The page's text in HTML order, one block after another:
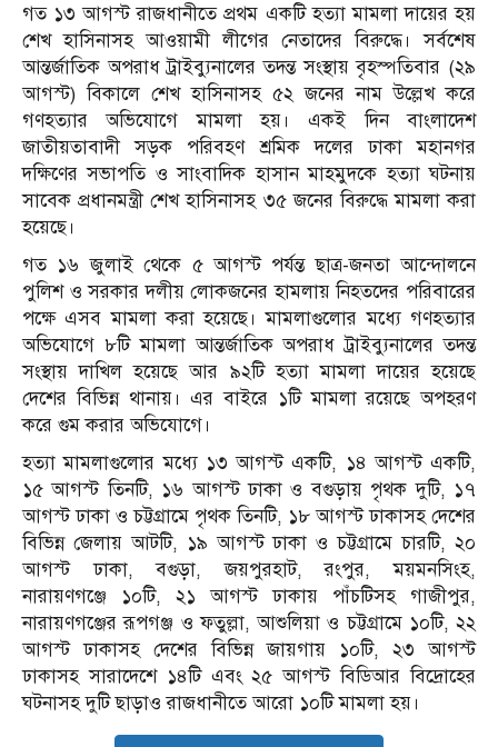
গত ১৩ আগস্ট রাজধানীতে প্রথম একটি হত্যা মামলা দায়ের হয়
শেখ হাসিনাসহ আওয়ামী লীগের নেতাদের বিরুদ্ধে। সর্বশেষ
আন্তর্জাতিক অপরাধ ট্রাইব্যুনালের তদন্ত সংস্থায় বৃহস্পতিবার (২৯
আগস্ট) বিকালে শেখ হাসিনাসহ ৫২ জনের নাম উল্লেখ করে
গণহত্যার অভিযোগে মামলা হয়। একই দিন বাংলাদেশ
জাতীয়তাবাদী সড়ক পরিবহণ শ্রমিক দলের ঢাকা মহানগর
দক্ষিণের সভাপতি ও সাংবাদিক হাসান মাহমুদকে হত্যা ঘটনায়
সাবেক প্রধানমন্ত্রী শেখ হাসিনাসহ ৩৫ জনের বিরুদ্ধে মামলা করা
হয়েছে।
গত ১৬ জুলাই থেকে ৫ আগস্ট পর্যন্ত ছাত্র-জনতা আন্দোলনে
পুলিশ ও সরকার দলীয় লোকজনের হামলায় নিহতদের পরিবারের
পক্ষে এসব মামলা করা হয়েছে। মামলাগুলোর মধ্যে গণহত্যার
অভিযোগে ৮টি মামলা আন্তর্জাতিক অপরাধ ট্রাইব্যুনালের তদন্ত
সংস্থায় দাখিল হয়েছে আর ৯২টি হত্যা মামলা দায়ের হয়েছে
দেশের বিভিন্ন থানায়। এর বাইরে ১টি মামলা রয়েছে অপহরণ
করে গুম করার অভিযোগে।
হত্যা মামলাগুলোর মধ্যে ১৩ আগস্ট একটি, ১৪ আগস্ট একটি,
১৫ আগস্ট তিনটি, ১৬ আগস্ট ঢাকা ও বগুড়ায় পৃথক দুটি, ১৭
আগস্ট ঢাকা ও চট্টগ্রামে পৃথক তিনটি, ১৮ আগস্ট ঢাকাসহ দেশের
বিভিন্ন জেলায় আটটি, ১৯ আগস্ট ঢাকা ও চট্টগ্রামে চারটি, ২০
আগস্ট ঢাকা, বগুড়া, জয়পুরহাট, রংপুর, ময়মনসিংহ,
নারায়ণগঞ্জে ১০টি, ২১ আগস্ট ঢাকায় পাঁচটিসহ গাজীপুর,
নারায়ণগঞ্জের রূপগঞ্জ ও ফতুল্লা, আশুলিয়া ও চট্টগ্রামে ১০টি, ২২
আগস্ট ঢাকাসহ দেশের বিভিন্ন জায়গায় ১০টি, ২৩ আগস্ট
ঢাকাসহ সারাদেশে ১৪টি এবং ২৫ আগস্ট বিডিআর বিদ্রোহের
ঘটনাসহ দুটি ছাড়াও রাজধানীতে আরো ১০টি মামলা হয়।